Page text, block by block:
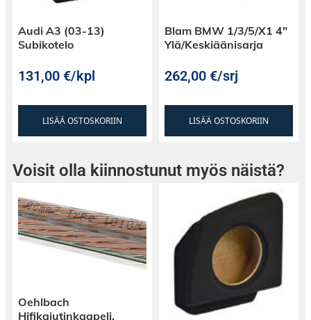
Audi A3 (03-13)
Subikotelo
131,00€/kpl
LISÄÄ OSTOSKORIIN
Blam BMW 1/3/5/X1 4″
Ylä/Keskiäänisarja
262,00€/srj
LISÄÄ OSTOSKORIIN
Voisit olla kiinnostunut myös näistä?
Oehlbach
Hifikaiutinkaapeli,